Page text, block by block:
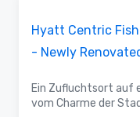
Hyatt Centric
- Newly
Ein Zufluchtsort auf
vom Charme der